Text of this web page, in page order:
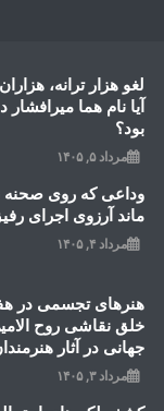
لغو هزار ترانه،
آیا نام هما
بود؟
مرداد ۵, ۱۴۰۵
وداعی که روی صحنه
ماند آرزوی اجرای
مرداد ۴, ۱۴۰۵
هنرهای تجسمی در
خلق نقاشی روح
جهانی در آثار
مرداد ۳, ۱۴۰۵